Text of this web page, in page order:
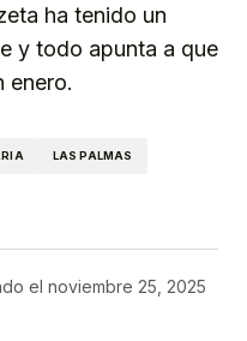
ha tenido un
y todo apunta a que
enero.
LAS PALMAS
el noviembre 25, 2025